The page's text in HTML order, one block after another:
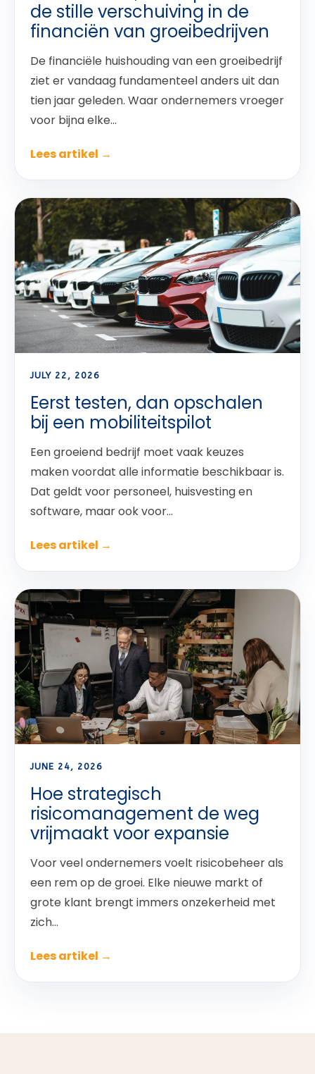
de stille verschuiving in de
financiën van groeibedrijven
De financiële huishouding van een groeibedrijf
ziet er vandaag fundamenteel anders uit dan
tien jaar geleden. Waar ondernemers vroeger
voor bijna elke...
Lees artikel →
JULY 22, 2026
Eerst testen, dan opschalen
bij een mobiliteitspilot
Een groeiend bedrijf moet vaak keuzes
maken voordat alle informatie beschikbaar is.
Dat geldt voor personeel, huisvesting en
software, maar ook voor...
Lees artikel →
JUNE 24, 2026
Hoe strategisch
risicomanagement de weg
vrijmaakt voor expansie
Voor veel ondernemers voelt risicobeheer als
een rem op de groei. Elke nieuwe markt of
grote klant brengt immers onzekerheid met
zich...
Lees artikel →